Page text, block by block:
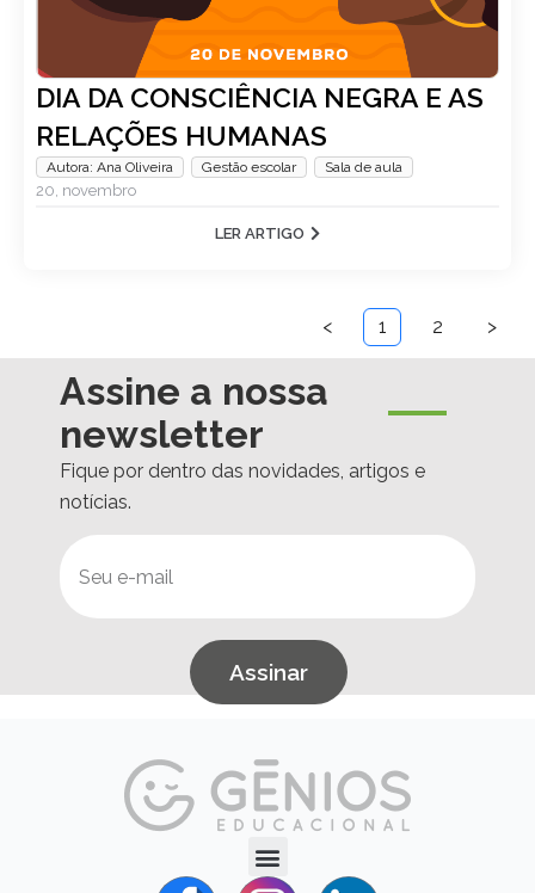
DIA DA CONSCIÊNCIA NEGRA E AS
RELAÇÕES HUMANAS
Autora: Ana Oliveira Gestão escolar Sala de aula
20, novembro
LER ARTIGO
< 1 2 >
Assine a nossa
newsletter
Fique por dentro das novidades, artigos e
notícias.
Assinar